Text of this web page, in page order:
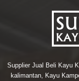
Supplier Jual Beli Kayu
kalimantan, Kayu